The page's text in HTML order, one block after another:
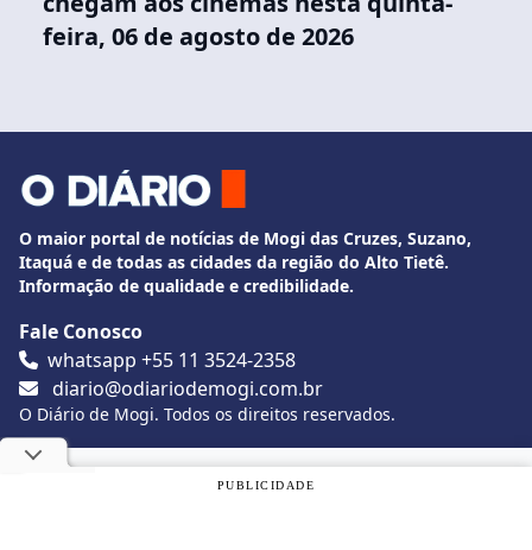
feira, 06 de agosto de 2026
O maior portal de notícias de Mogi das Cruzes, Suzano,
Itaquá e de todas as cidades da região do Alto Tietê.
Informação de qualidade e credibilidade.
Fale Conosco
whatsapp +55 11 3524-2358
diario@odiariodemogi.com.br
O Diário de Mogi. Todos os direitos reservados.
Siga O Diário nas redes sociais
Utilizamos cookies, de acordo com a nossa
PUBLICIDADE